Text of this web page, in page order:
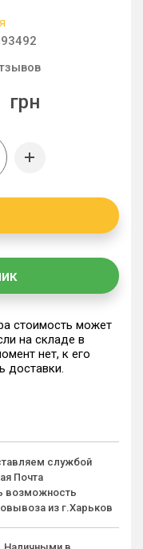
грн
стоимость может
на складе в
нет, к его
доставки.
службой
Почта
возможность
из г.Харьков